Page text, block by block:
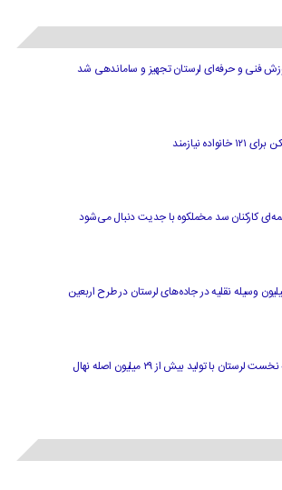
نیازمند
کارکنان سد مخملکوه با جدیت دنبال می‌شود
با تولید بیش از ۲۹ میلیون اصله نهال